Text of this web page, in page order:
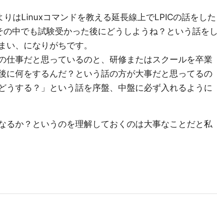
はLinuxコマンドを教える延長線上でLPICの話をした
中でも試験受かった後にどうしようね？という話を
い、になりがちです。
仕事だと思っているのと、研修またはスクールを卒業
に何をするんだ？という話の方が大事だと思ってるの
うする？」という話を序盤、中盤に必ず入れるように
るか？というのを理解しておくのは大事なことだと私